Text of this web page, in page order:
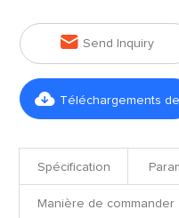
 Send Inquiry
 Téléchargements de
Spécification
Manière de commander